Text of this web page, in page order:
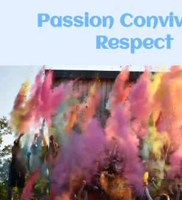
Passion
Respect